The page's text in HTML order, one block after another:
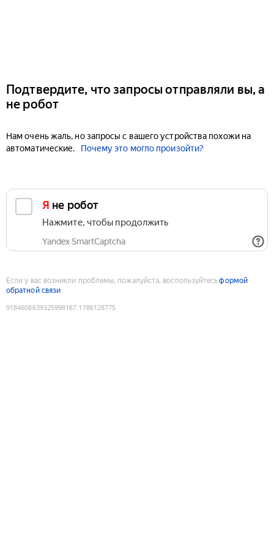
Подтвердите, что запросы отправляли вы, а
не робот
Нам очень жаль, но запросы с вашего устройства похожи на
автоматические.
Почему это могло произойти?
Я не робот
Нажмите, чтобы продолжить
Yandex SmartCaptcha
Если у вас возникли проблемы, пожалуйста, воспользуйтесьформой
обратной связи
9184608639325998167:1786128775